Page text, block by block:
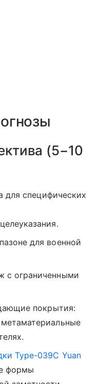
(5−10
для специфических
для военной
с ограниченными
покрытия:
метаматериальные
Type-039C Yuan
формы